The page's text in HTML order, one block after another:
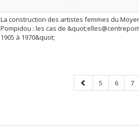
La construction des artistes femmes du
Pompidou : les cas de
1905 à 1970&quot;
Page
précédente
Page
5 Page
6 7